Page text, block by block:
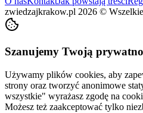
zwiedzajkrakow.pl 2026 ©
Szanujemy Twoją
Używamy plików cookies, aby
strony oraz tworzyć anonimowe
wszystkie" wyrażasz zgodę na
Możesz też zaakceptować tylko